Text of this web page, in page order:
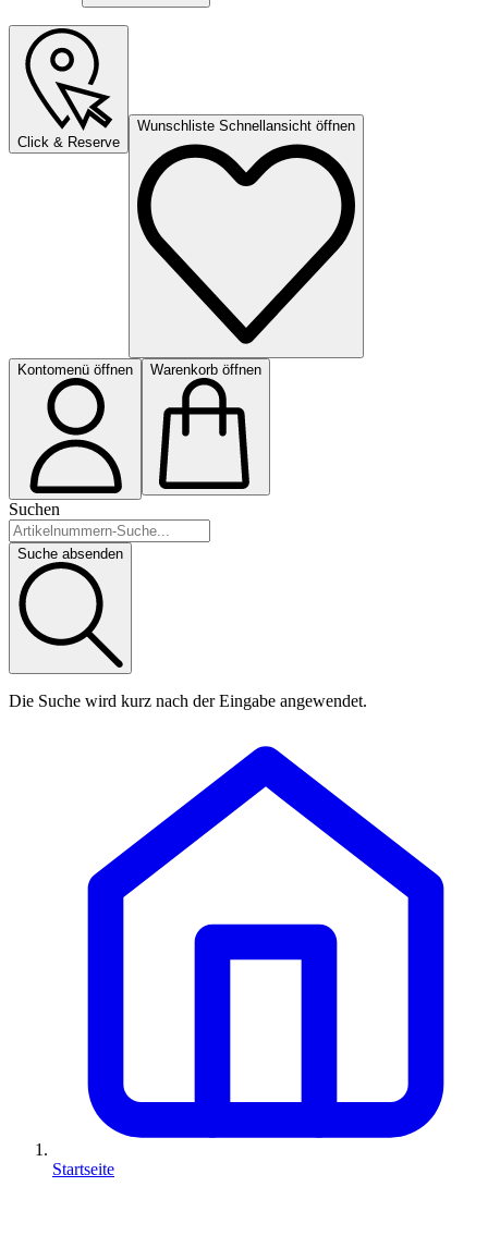
Click & Reserve
Wunschliste Schnellansicht öffnen
Kontomenü öffnen Warenkorb öffnen
Suchen
Suche absenden
Die Suche wird kurz nach der Eingabe angewendet.
Startseite